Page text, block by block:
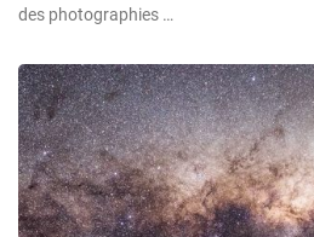
des photographies …